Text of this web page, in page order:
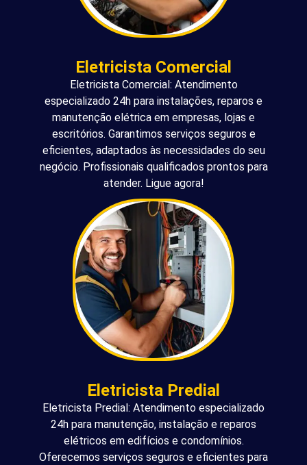
Eletricista Comercial
Eletricista Comercial: Atendimento
especializado 24h para instalações, reparos e
manutenção elétrica em empresas, lojas e
escritórios. Garantimos serviços seguros e
eficientes, adaptados às necessidades do seu
negócio. Profissionais qualificados prontos para
atender. Ligue agora!
Eletricista Predial
Eletricista Predial: Atendimento especializado
24h para manutenção, instalação e reparos
elétricos em edifícios e condomínios.
Oferecemos serviços seguros e eficientes para